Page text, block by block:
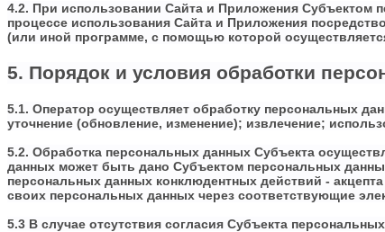
4.2. При использовании Сайта и Приложения Субъектом
процессе использования Сайта и Приложения
(или иной программе, с помощью которой
5. Порядок и условия обработки
5.1. Оператор осуществляет обработку персональных
уточнение (обновление, изменение); извлечение;
5.2. Обработка персональных данных Субъекта
данных может быть дано Субъектом персональных
персональных данных конклюдентных действий -
своих персональных данных через соответствующие
5.3 В случае отсутствия согласия Субъекта